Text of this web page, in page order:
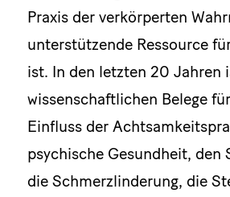
Praxis der verkörperten
unterstützende Ressource
ist. In den letzten 20 Jahren
wissenschaftlichen Belege
Einfluss der
psychische Gesundheit, den
die Schmerzlinderung, die